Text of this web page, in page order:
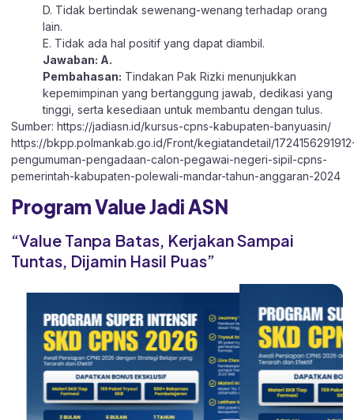
D. Tidak bertindak sewenang-wenang terhadap orang
lain.
E. Tidak ada hal positif yang dapat diambil.
Jawaban: A.
Pembahasan: Tindakan Pak Rizki menunjukkan
kepemimpinan yang bertanggung jawab, dedikasi yang
tinggi, serta kesediaan untuk membantu dengan tulus.
Sumber: https://jadiasn.id/kursus-cpns-kabupaten-banyuasin/
https://bkpp.polmankab.go.id/Front/kegiatandetail/
pengumuman-pengadaan-calon-pegawai-negeri-sipil-cpns-
pemerintah-kabupaten-polewali-mandar-tahun-anggaran-2024
Program Value Jadi ASN
“Value Tanpa Batas, Kerjakan Sampai
Tuntas, Dijamin Hasil Puas”